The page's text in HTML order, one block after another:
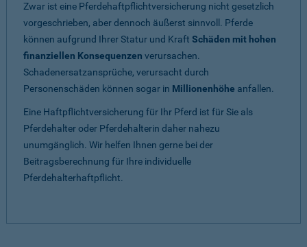
Zwar ist eine Pferdehaftpflichtversicherung nicht gesetzlich
vorgeschrieben, aber dennoch äußerst sinnvoll. Pferde
können aufgrund Ihrer Statur und Kraft Schäden mit hohen
finanziellen Konsequenzen verursachen.
Schadenersatzansprüche, verursacht durch
Personenschäden können sogar in Millionenhöhe anfallen.
Eine Haftpflichtversicherung für Ihr Pferd ist für Sie als
Pferdehalter oder Pferdehalterin daher nahezu
unumgänglich. Wir helfen Ihnen gerne bei der
Beitragsberechnung für Ihre individuelle
Pferdehalterhaftpflicht.